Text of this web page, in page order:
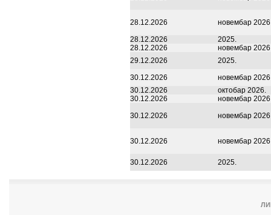
28.12.2026
новембар
28.12.2026
2025.
28.12.2026
новембар
29.12.2026
2025.
30.12.2026
новембар
30.12.2026
октобар 2026.
30.12.2026
новембар
30.12.2026
новембар
30.12.2026 новембар
30.12.2026 2025.